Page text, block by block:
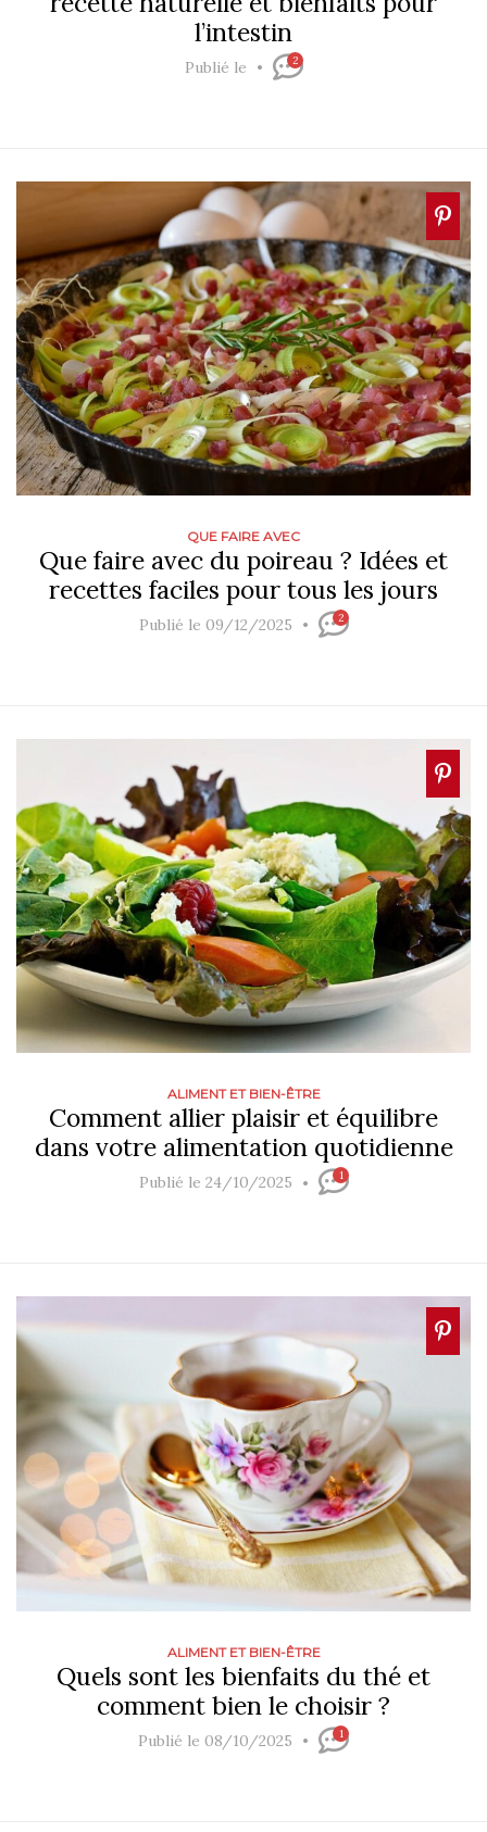
l’intestin
Publié le 2
QUE FAIRE AVEC
Que faire avec du poireau ? Idées et
recettes faciles pour tous les jours
Publié le 09/12/2025 2
ALIMENT ET BIEN-ÊTRE
Comment allier plaisir et équilibre
dans votre alimentation quotidienne
Publié le 24/10/2025 1
ALIMENT ET BIEN-ÊTRE
Quels sont les bienfaits du thé et
comment bien le choisir ?
Publié le 08/10/2025 1